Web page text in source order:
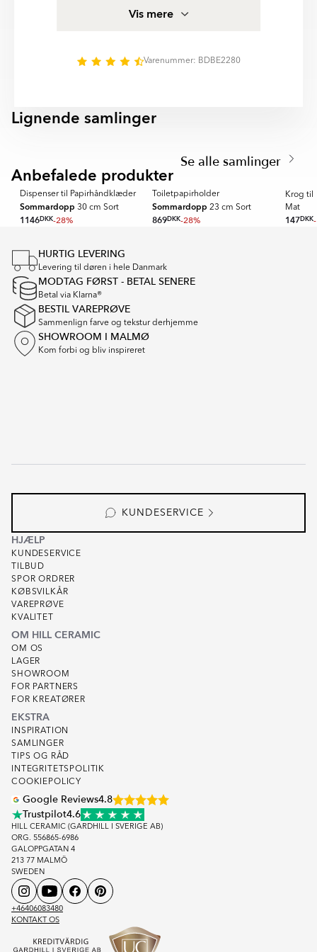
Med Vægmonteret montering og materialer som Rustfrit
nemt at skabe et harmonisk, organiseret og funktionelt
Vis mere
Varenummer: BDBE2280
Lignende samlinger
CHARON
3
Se alle samlinger
Anbefalede produkter
SPARA MER
Dispenser til Papirhåndklæder
Sommardopp 30 cm Sort
1146DKK-28%
SPARA MER
Toiletpapirholder
Sommardopp 23 cm Sort
869DKK-28%
Krog til
Mat
147DKK
1
of
16
HURTIG LEVERING
Levering til døren i hele Danmark
MODTAG FØRST - BETAL SENERE
Betal via Klarna®
BESTIL VAREPRØVE
Sammenlign farve og tekstur derhjemme
SHOWROOM I MALMØ
Kom forbi og bliv inspireret
KUNDESERVICE
HJÆLP
KUNDESERVICE
TILBUD
SPOR ORDRER
KØBSVILKÅR
VAREPRØVE
KVALITET
OM HILL CERAMIC
OM OS
LAGER
SHOWROOM
FOR PARTNERS
FOR KREATØRER
EKSTRA
INSPIRATION
SAMLINGER
TIPS OG RÅD
INTEGRITETSPOLITIK
COOKIEPOLICY
Google Reviews4.8
Trustpilot4.6
HILL CERAMIC (GARDHILL I SVERIGE AB)
ORG. 556865-6986
GALOPPGATAN 4
213 77 MALMÖ
SWEDEN
+46406083480
KONTAKT OS